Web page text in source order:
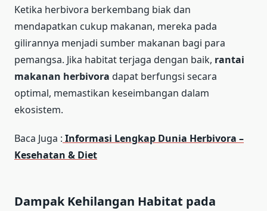
Ketika herbivora berkembang biak dan
mendapatkan cukup makanan, mereka pada
gilirannya menjadi sumber makanan bagi para
pemangsa. Jika habitat terjaga dengan baik, rantai
makanan herbivora dapat berfungsi secara
optimal, memastikan keseimbangan dalam
ekosistem.
Baca Juga : Informasi Lengkap Dunia Herbivora –
Kesehatan & Diet
Dampak Kehilangan Habitat pada